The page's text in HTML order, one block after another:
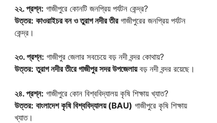
২২. প্রশ্ন: গাজীপুরে কোনটি জনপ্রিয় পর্যটন কেন্দ্র?
উত্তর: কাওরাইচর বন ও তুরাগ নদীর তীরগাজীপুরের জনপ্রিয় পর্যটন
কেন্দ্র।
২৩. প্রশ্ন: গাজীপুর জেলার সবচেয়ে বড় নদী বন্দর কোথায়?
উত্তর: তুরাগ নদীর তীরে গাজীপুর সদর উপজেলায়বড় নদী বন্দর রয়েছে।
২৪. প্রশ্ন: গাজীপুরে কোন বিশ্ববিদ্যালয় কৃষি শিক্ষায় খ্যাত?
উত্তর: বাংলাদেশ কৃষি বিশ্ববিদ্যালয় (BAU) গাজীপুরে কৃষি শিক্ষায়
খ্যাত।